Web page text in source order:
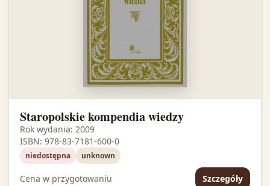
Staropolskie kompendia wiedzy
Rok wydania: 2009
ISBN: 978-83-7181-600-0
niedostępna unknown
Cena w przygotowaniu Szczegóły